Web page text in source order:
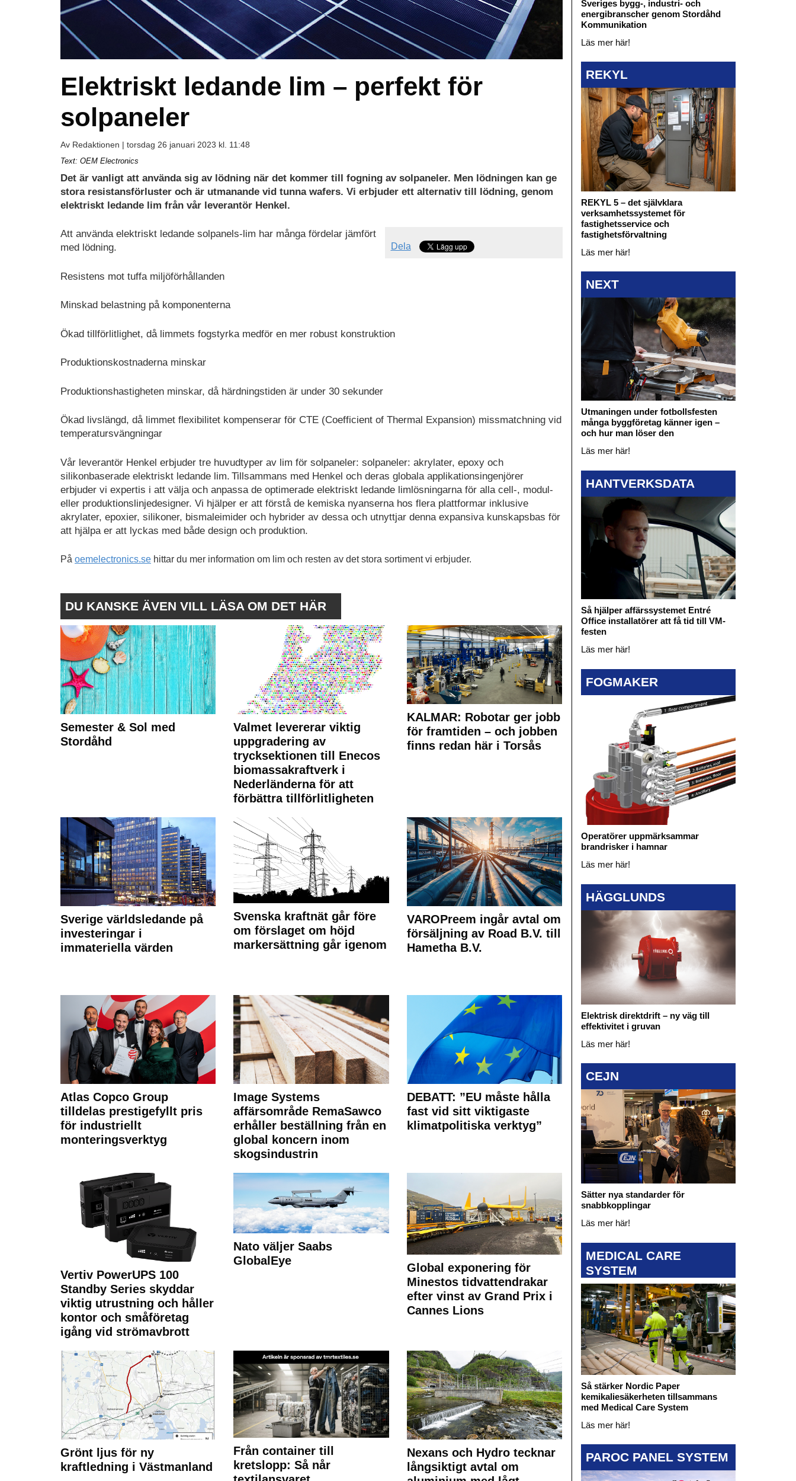
Elektriskt ledande lim – perfekt för
solpaneler
Av Redaktionen | torsdag 26 januari 2023 kl. 11:48
Text: OEM Electronics
Det är vanligt att använda sig av lödning när det kommer till fogning av solpaneler. Men lödningen kan ge
stora resistansförluster och är utmanande vid tunna wafers. Vi erbjuder ett alternativ till lödning, genom
elektriskt ledande lim från vår leverantör Henkel.
Dela
Att använda elektriskt ledande solpanels-lim har många fördelar jämfört
med lödning.
Resistens mot tuffa miljöförhållanden
Minskad belastning på komponenterna
Ökad tillförlitlighet, då limmets fogstyrka medför en mer robust konstruktion
Produktionskostnaderna minskar
Produktionshastigheten minskar, då härdningstiden är under 30 sekunder
Ökad livslängd, då limmet flexibilitet kompenserar för CTE (Coefficient of Thermal Expansion) missmatchning vid
temperatursvängningar
Vår leverantör Henkel erbjuder tre huvudtyper av lim för solpaneler: solpaneler: akrylater, epoxy och
silikonbaserade elektriskt ledande lim. Tillsammans med Henkel och deras globala applikationsingenjörer
erbjuder vi expertis i att välja och anpassa de optimerade elektriskt ledande limlösningarna för alla cell-, modul-
eller produktionslinjedesigner. Vi hjälper er att förstå de kemiska nyanserna hos flera plattformar inklusive
akrylater, epoxier, silikoner, bismaleimider och hybrider av dessa och utnyttjar denna expansiva kunskapsbas för
att hjälpa er att lyckas med både design och produktion.
På oemelectronics.se hittar du mer information om lim och resten av det stora sortiment vi erbjuder.
DU KANSKE ÄVEN VILL LÄSA OM DET HÄR
Semester & Sol med
Stordåhd
Valmet levererar viktig
uppgradering av
trycksektionen till Enecos
biomassakraftverk i
Nederländerna för att
förbättra tillförlitligheten
KALMAR: Robotar ger jobb
för framtiden – och jobben
finns redan här i Torsås
Sverige världsledande på
investeringar i
immateriella värden
Svenska kraftnät går före
om förslaget om höjd
markersättning går igenom
VAROPreem ingår avtal om
försäljning av Road B.V. till
Hametha B.V.
Atlas Copco Group
tilldelas prestigefyllt pris
för industriellt
monteringsverktyg
Image Systems
affärsområde RemaSawco
erhåller beställning från en
global koncern inom
skogsindustrin
DEBATT: ”EU måste hålla
fast vid sitt viktigaste
klimatpolitiska verktyg”
Vertiv PowerUPS 100
Standby Series skyddar
viktig utrustning och håller
kontor och småföretag
igång vid strömavbrott
Nato väljer Saabs
GlobalEye
Global exponering för
Minestos tidvattendrakar
efter vinst av Grand Prix i
Cannes Lions
Grönt ljus för ny
kraftledning i Västmanland
Från container till
kretslopp: Så når
Nexans och Hydro tecknar
långsiktigt avtal om
Sveriges bygg-, industri- och
energibranscher genom Stordåhd
Kommunikation
Läs mer här!
REKYL
REKYL 5 – det självklara
verksamhetssystemet för
fastighetsservice och
fastighetsförvaltning
Läs mer här!
NEXT
Utmaningen under fotbollsfesten
många byggföretag känner igen –
och hur man löser den
Läs mer här!
HANTVERKSDATA
Så hjälper affärssystemet Entré
Office installatörer att få tid till VM-
festen
Läs mer här!
FOGMAKER
Operatörer uppmärksammar
brandrisker i hamnar
Läs mer här!
HÄGGLUNDS
Elektrisk direktdrift – ny väg till
effektivitet i gruvan
Läs mer här!
CEJN
Sätter nya standarder för
snabbkopplingar
Läs mer här!
MEDICAL CARE
SYSTEM
Så stärker Nordic Paper
kemikaliesäkerheten tillsammans
med Medical Care System
Läs mer här!
PAROC PANEL SYSTEM